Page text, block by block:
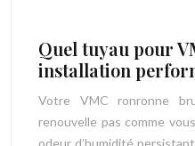
Quel tuyau pour
installation
Votre VMC ronronne
renouvelle pas comme
odeur d’humidité